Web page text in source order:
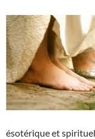
ésotérique et